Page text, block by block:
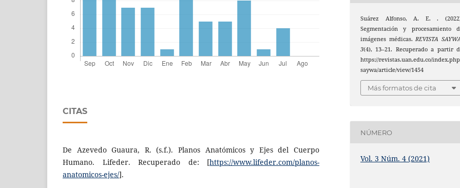
CITAS
De Azevedo Guaura, R. (s.f.). Planos Anatómicos y Ejes del Cuerpo
Humano. Lifeder. Recuperado de: [https://www.lifeder.com/planos-
anatomicos-ejes/].
Suárez Alfonso, A. E. .
Segmentación y procesamiento
imágenes médicas. REVISTA
3(4), 13–21. Recuperado a partir
https://revistas.uan.edu.co/
saywa/article/view/1454
Más formatos de cita
NÚMERO
Vol. 3 Núm. 4 (2021)